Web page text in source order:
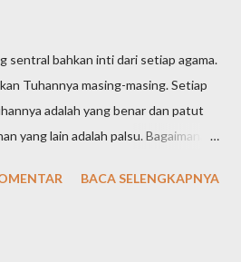
sentral bahkan inti dari setiap agama.
Tuhannya masing-masing. Setiap
adalah yang benar dan patut
yang lain adalah palsu. Bagaimana
Yahudi telah diajarkan sejak Nabi
BACA SELENGKAPNYA